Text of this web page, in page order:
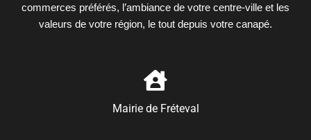
commerces préférés, l’ambiance de votre centre-ville et les
valeurs de votre région, le tout depuis votre canapé.
Mairie de Fréteval